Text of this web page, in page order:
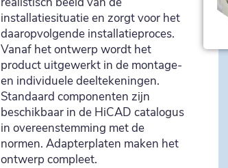
installatiesituatie en zorgt voor het
daaropvolgende installatieproces.
Vanaf het ontwerp wordt het
product uitgewerkt in de montage-
en individuele deeltekeningen.
Standaard componenten zijn
beschikbaar in de HiCAD catalogus
in overeenstemming met de
normen. Adapterplaten maken het
ontwerp compleet.